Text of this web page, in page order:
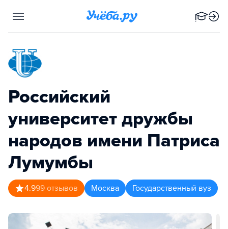
Российский
университет дружбы
народов имени Патриса
Лумумбы
4.999 отзывов Москва Государственный вуз